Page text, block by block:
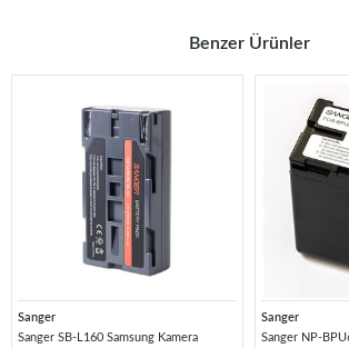
Benzer Ürünler
Sanger
Sanger SB-L160 Samsung Kamera
Sanger
Sanger NP-